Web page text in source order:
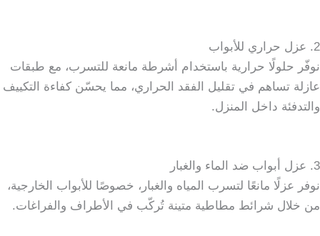
2. عزل حراري للأبواب
نوفّر حلولًا حرارية باستخدام أشرطة مانعة للتسرب، مع طبقات
عازلة تساهم في تقليل الفقد الحراري، مما يحسّن كفاءة التكييف
والتدفئة داخل المنزل.
3. عزل أبواب ضد الماء والغبار
نوفر عزلًا مانعًا لتسرب المياه والغبار، خصوصًا للأبواب الخارجية،
من خلال شرائط مطاطية متينة تُركّب في الأطراف والفراغات.